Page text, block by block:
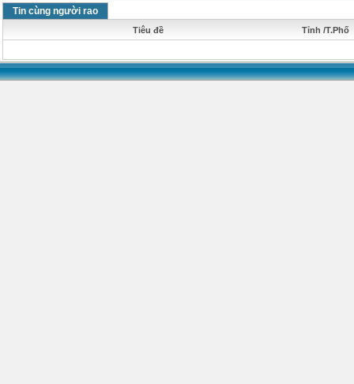
Tin cùng người rao
Tiêu đề Tỉnh /T.Phố